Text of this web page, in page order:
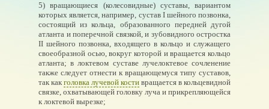
5) вращающиеся (колесовидные) суставы, вариантом
которых является, например, сустав I шейного позвонка,
состоящий из кольца, образованного передней дугой
атланта и поперечной связкой, и зубовидного остростка
II шейного позвонка, входящего в кольцо и служащего
своеобразной осью, вокруг которой и вращается кольцо
атланта; в локтевом суставе лучелоктевое сочленение
также следует отнести к вращающемуся типу суставов,
так как головка лучевой кости вращается в кольцевидной
связке, охватывающей головку луча и прикрепляющейся
к локтевой вырезке;